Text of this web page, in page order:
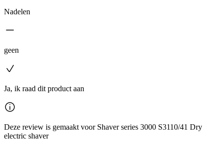
Nadelen
geen
Ja, ik raad dit product aan
Deze review is gemaakt voor Shaver series 3000 S3110/41 Dry
electric shaver